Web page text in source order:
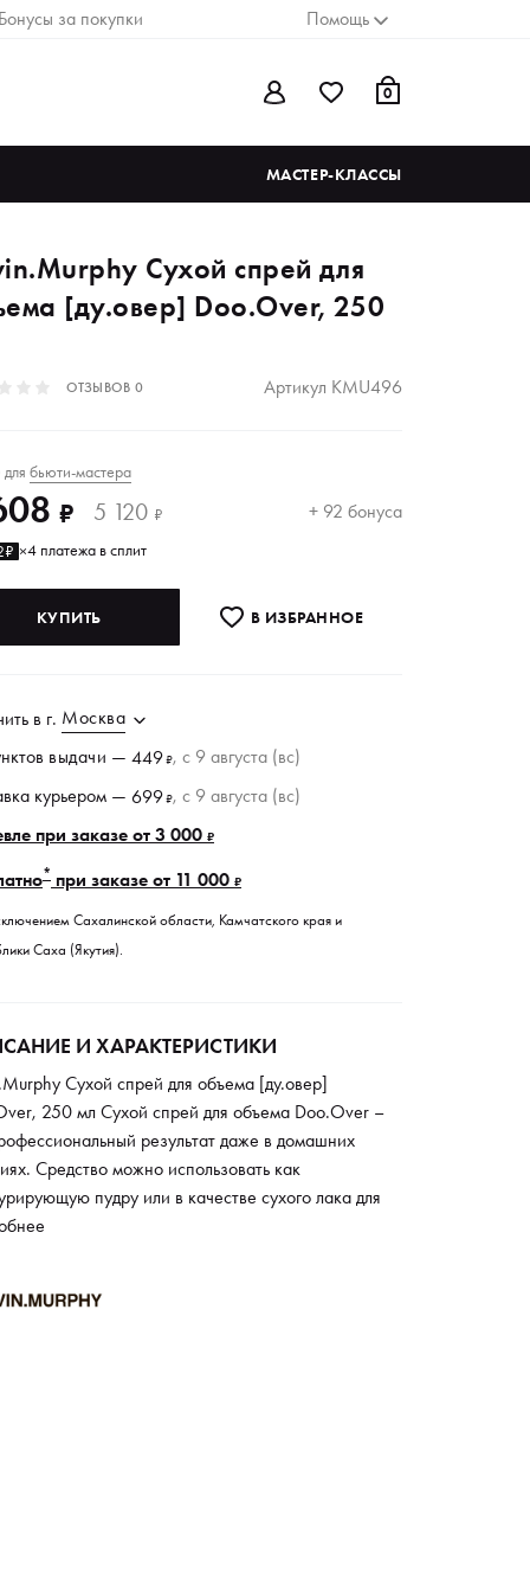
Бонусы за покупки Помощь
0
МАСТЕР-КЛАССЫ
Сухой спрей для
[ду.овер] Doo.Over, 250
ОТЗЫВОВ 0 Артикул KMU496
для бьюти-мастера
₽ 5 120 ₽ + 92 бонуса
×4 платежа в сплит
КУПИТЬ В ИЗБРАННОE
в г. Москва
выдачи —449₽, c 9 августа (вс)
курьером —699₽, c 9 августа (вс)
при заказе от 3 000₽
* при заказе от 11 000₽
Сахалинской области, Камчатского края и
Саха (Якутия).
И ХАРАКТЕРИСТИКИ
Сухой спрей для объема [ду.овер]
250 мл Сухой спрей для объема Doo.Over –
результат даже в домашних
Средство можно использовать как
пудру или в качестве сухого лака для
Спрей уплотняет структуру, делает волос
экстракт кедра и пачули. Спрей